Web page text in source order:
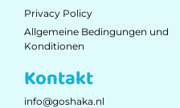
Privacy Policy
Allgemeine Bedingungen und
Konditionen
Kontakt
info@goshaka.nl